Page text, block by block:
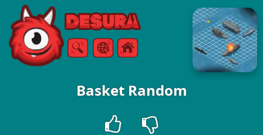
Free Online Games
RicercaMenù
Basket Random